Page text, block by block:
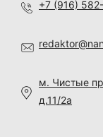
+7 (916)
м. Чистые
д.11/2а